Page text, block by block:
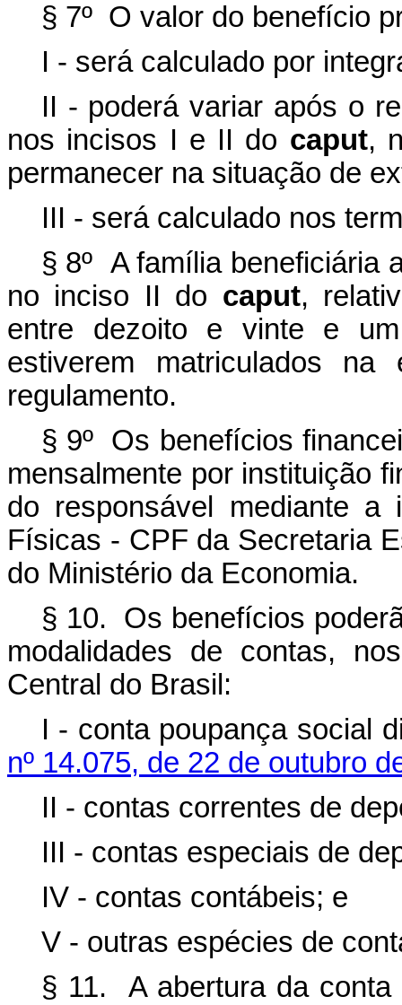
§ 7º O valor do benefício
I - será calculado por
II - poderá variar após o
nos incisos I e II do caput,
permanecer na situação de
III - será calculado nos
§ 8º A família beneficiária
no inciso II do caput,
entre dezoito e vinte e
estiverem matriculados
regulamento.
§ 9º Os benefícios
mensalmente por instituição
do responsável mediante a
Físicas - CPF da Secretaria
do Ministério da Economia.
§ 10. Os benefícios
modalidades de contas,
Central do Brasil:
I - conta poupança social
nº 14.075, de 22 de outubro
II - contas correntes de
III - contas especiais de
IV - contas contábeis; e
V - outras espécies de
§ 11. A abertura da conta